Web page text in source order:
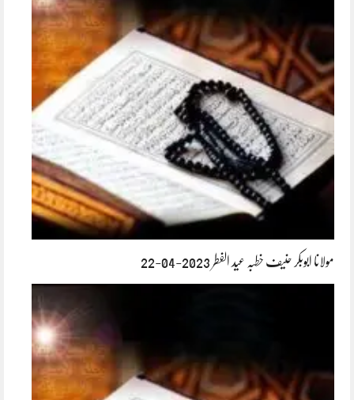
مولانا ابوبکر حنیف خطبہ عید الفطر 2023-04-22